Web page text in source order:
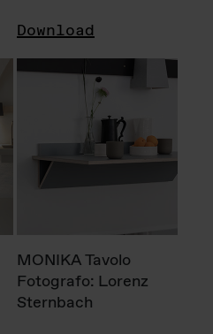
Download
MONIKA Tavolo
Fotografo: Lorenz
Sternbach